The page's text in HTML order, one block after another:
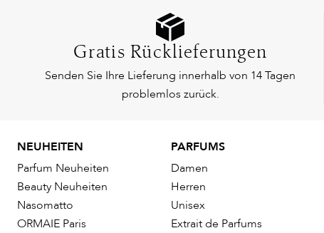
Gratis Rücklieferungen
Senden Sie Ihre Lieferung innerhalb von 14 Tagen
problemlos zurück.
NEUHEITEN
Parfum Neuheiten
Beauty Neuheiten
Nasomatto
ORMAIE Paris
PARFUMS
Damen
Herren
Unisex
Extrait de Parfums